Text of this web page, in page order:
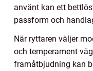
använt kan ett
passform och
När ryttaren väljer
och temperament
framåtbjudning kan